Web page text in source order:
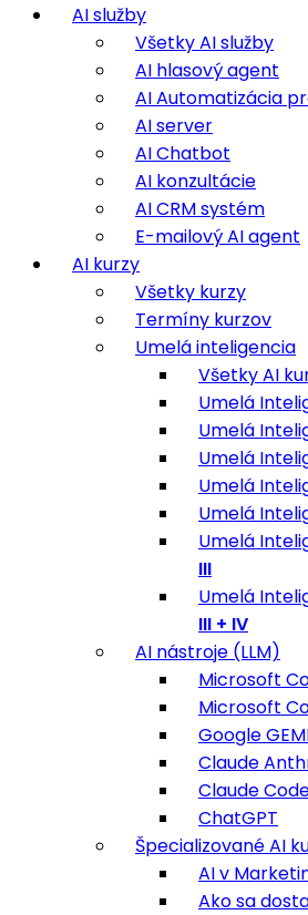
AI služby
Všetky AI služby
AI hlasový agent
AI Automatizácia
AI server
AI Chatbot
AI konzultácie
AI CRM systém
E-mailový AI agent
AI kurzy
Všetky kurzy
Termíny kurzov
Umelá inteligencia
Všetky AI
Umelá
Umelá
Umelá
Umelá
Umelá
Umelá
III
Umelá
III + IV
AI nástroje (LLM)
Microsoft
Microsoft
Google
Claude
Claude
ChatGPT
Špecializované AI
AI v
Ako sa